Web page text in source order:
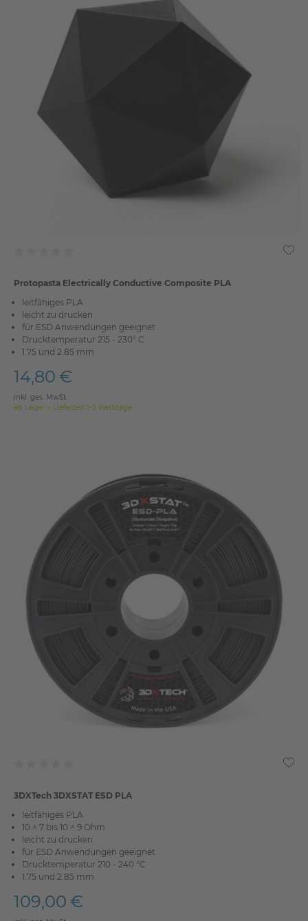
Protopasta Electrically Conductive Composite PLA
leitfähiges PLA
leicht zu drucken
für ESD Anwendungen geeignet
Drucktemperatur 215 - 230° C
1.75 und 2.85 mm
14,80 €
inkl. ges. MwSt.
ab Lager > Lieferzeit 1-3 Werktage
3DXTech 3DXSTAT ESD PLA
leitfähiges PLA
10 ^ 7 bis 10 ^ 9 Ohm
leicht zu drucken
für ESD Anwendungen geeignet
Drucktemperatur 210 - 240 °C
1.75 und 2.85 mm
109,00 €